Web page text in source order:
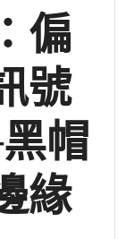
偏
號
帽
緣